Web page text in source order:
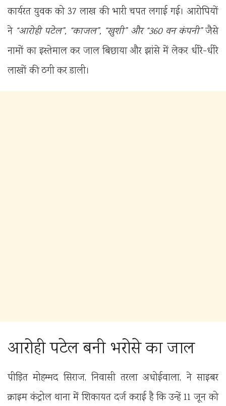
कार्यरत युवक को 37 लाख की भारी चपत लगाई गई। आरोपियों
ने “आरोही पटेल”, “काजल”, “खुशी” और “360 वन कंपनी”जैसे
नामों का इस्तेमाल कर जाल बिछाया और झांसे में लेकर धीरे-धीरे
लाखों की ठगी कर डाली।
आरोही पटेल बनी भरोसे का जाल
पीड़ित मोहम्मद सिराज, निवासी तरला अधोईवाला, ने साइबर
क्राइम कंट्रोल थाना में शिकायत दर्ज कराई है कि उन्हें 11 जून को